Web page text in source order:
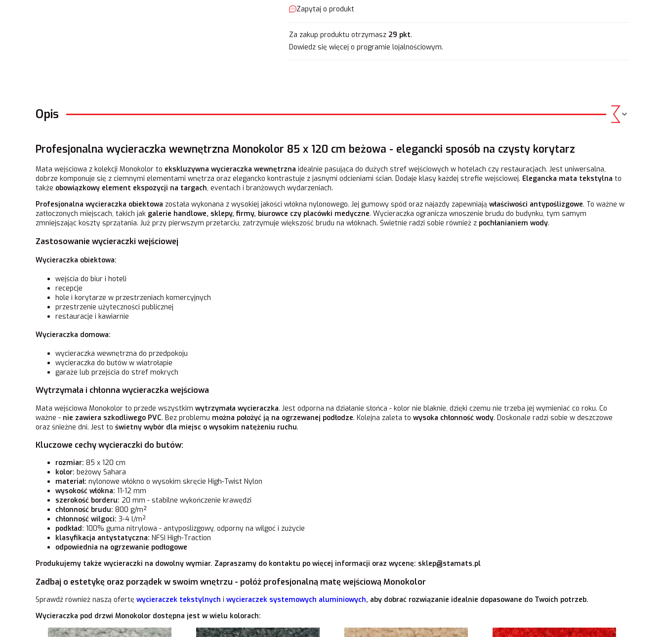
Zapytaj o produkt
Za zakup produktu otrzymasz 29 pkt.
Dowiedz sięwięcej o programie lojalnościowym.
Opis
Profesjonalna wycieraczka wewnętrzna Monokolor 85 x 120 cm beżowa - elegancki sposób na czysty korytarz
Mata wejściowa z kolekcji Monokolor to ekskluzywna wycieraczka wewnętrzna idealnie pasująca do dużych stref wejściowych w hotelach czy restauracjach. Jest uniwersalna,
dobrze komponuje się z ciemnymi elementami wnętrza oraz elegancko kontrastuje z jasnymi odcieniami ścian. Dodaje klasy każdej strefie wejściowej. Elegancka mata tekstylna to
także obowiązkowy element ekspozycji na targach, eventach i branżowych wydarzeniach.
Profesjonalna wycieraczka obiektowa została wykonana z wysokiej jakości włókna nylonowego. Jej gumowy spód oraz najazdy zapewniają właściwości antypoślizgowe. To ważne w
zatłoczonych miejscach, takich jak galerie handlowe, sklepy, firmy, biurowce czy placówki medyczne. Wycieraczka ogranicza wnoszenie brudu do budynku, tym samym
zmniejszając koszty sprzątania. Już przy pierwszym przetarciu, zatrzymuje większość brudu na włóknach. Świetnie radzi sobie również z pochłanianiem wody.
Zastosowanie wycieraczki wejściowej
Wycieraczka obiektowa:
wejścia do biur i hoteli
recepcje
hole i korytarze w przestrzeniach komercyjnych
przestrzenie użyteczności publicznej
restauracje i kawiarnie
Wycieraczka domowa:
wycieraczka wewnętrzna do przedpokoju
wycieraczka do butów w wiatrołapie
garaże lub przejścia do stref mokrych
Wytrzymała i chłonna wycieraczka wejściowa
Mata wejściowa Monokolor to przede wszystkim wytrzymała wycieraczka. Jest odporna na działanie słońca - kolor nie blaknie, dzięki czemu nie trzeba jej wymieniać co roku. Co
ważne - nie zawiera szkodliwego PVC. Bez problemu można położyć ją na ogrzewanej podłodze. Kolejna zaleta to wysoka chłonność wody. Doskonale radzi sobie w deszczowe
oraz śnieżne dni. Jest to świetny wybór dla miejsc o wysokim natężeniu ruchu.
Kluczowe cechy wycieraczki do butów:
rozmiar: 85 x 120 cm
kolor: beżowy Sahara
materiał: nylonowe włókno o wysokim skręcie High-Twist Nylon
wysokość włókna: 11-12 mm
szerokość borderu: 20 mm - stabilne wykończenie krawędzi
chłonność brudu: 800 g/m²
chłonność wilgoci: 3-4 l/m²
podkład: 100% guma nitrylowa - antypoślizgowy, odporny na wilgoć i zużycie
klasyfikacja antystatyczna: NFSI High-Traction
odpowiednia na ogrzewanie podłogowe
Produkujemy także wycieraczki na dowolny wymiar. Zapraszamy do kontaktu po więcej informacji oraz wycenę: sklep@stamats.pl
Zadbaj o estetykę oraz porządek w swoim wnętrzu - połóż profesjonalną matę wejściową Monokolor
Sprawdź również naszą ofertę wycieraczek tekstylnych i wycieraczek systemowych aluminiowych, aby dobrać rozwiązanie idealnie dopasowane do Twoich potrzeb.
Wycieraczka pod drzwi Monokolor dostępna jest w wielu kolorach: